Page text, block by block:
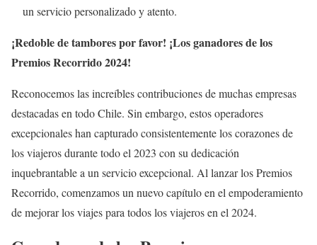
un servicio personalizado y atento.
¡Redoble de tambores por favor! ¡Los ganadores de los
Premios Recorrido 2024!
Reconocemos las increíbles contribuciones de muchas empresas
destacadas en todo Chile. Sin embargo, estos operadores
excepcionales han capturado consistentemente los corazones de
los viajeros durante todo el 2023 con su dedicación
inquebrantable a un servicio excepcional. Al lanzar los Premios
Recorrido, comenzamos un nuevo capítulo en el empoderamiento
de mejorar los viajes para todos los viajeros en el 2024.